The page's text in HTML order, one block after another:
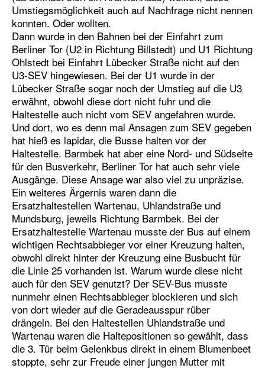
Umstiegsmöglichkeit auch auf Nachfrage nicht nennen
konnten. Oder wollten.
Dann wurde in den Bahnen bei der Einfahrt zum
Berliner Tor (U2 in Richtung Billstedt) und U1 Richtung
Ohlstedt bei Einfahrt Lübecker Straße nicht auf den
U3-SEV hingewiesen. Bei der U1 wurde in der
Lübecker Straße sogar noch der Umstieg auf die U3
erwähnt, obwohl diese dort nicht fuhr und die
Haltestelle auch nicht vom SEV angefahren wurde.
Und dort, wo es denn mal Ansagen zum SEV gegeben
hat hieß es lapidar, die Busse halten vor der
Haltestelle. Barmbek hat aber eine Nord- und Südseite
für den Busverkehr, Berliner Tor hat auch sehr viele
Ausgänge. Diese Ansage war also viel zu unpräzise.
Ein weiteres Ärgernis waren dann die
Ersatzhaltestellen Wartenau, Uhlandstraße und
Mundsburg, jeweils Richtung Barmbek. Bei der
Ersatzhaltestelle Wartenau musste der Bus auf einem
wichtigen Rechtsabbieger vor einer Kreuzung halten,
obwohl direkt hinter der Kreuzung eine Busbucht für
die Linie 25 vorhanden ist. Warum wurde diese nicht
auch für den SEV genutzt? Der SEV-Bus musste
nunmehr einen Rechtsabbieger blockieren und sich
von dort wieder auf die Geradeausspur rüber
drängeln. Bei den Haltestellen Uhlandstraße und
Wartenau waren die Haltepositionen so gewählt, dass
die 3. Tür beim Gelenkbus direkt in einem Blumenbeet
stoppte, sehr zur Freude einer jungen Mutter mit